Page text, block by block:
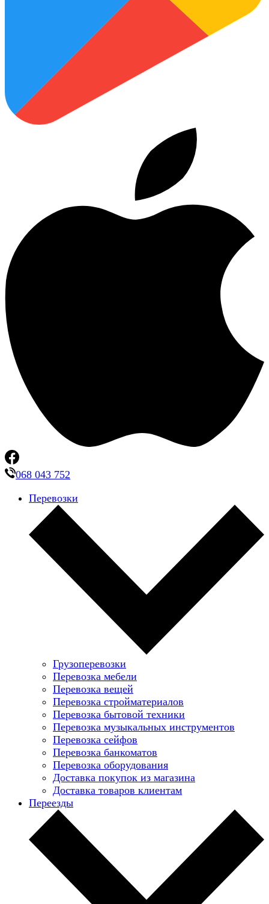
068 043 752
Перевозки
Грузоперевозки
Перевозка мебели
Перевозка вещей
Перевозка стройматериалов
Перевозка бытовой техники
Перевозка музыкальных инструментов
Перевозка сейфов
Перевозка банкоматов
Перевозка оборудования
Доставка покупок из магазина
Доставка товаров клиентам
Переезды